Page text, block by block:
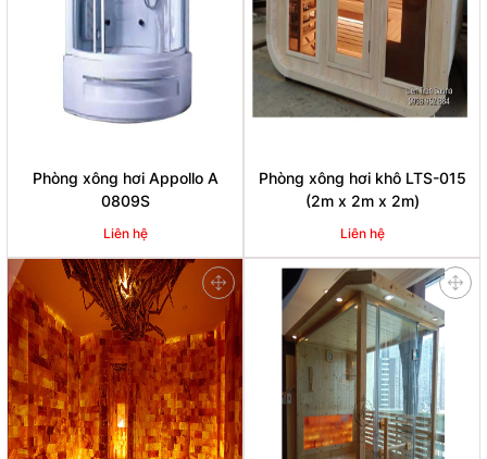
Phòng xông hơi Appollo A
0809S
Liên hệ
Phòng xông hơi khô LTS-015
(2m x 2m x 2m)
Liên hệ